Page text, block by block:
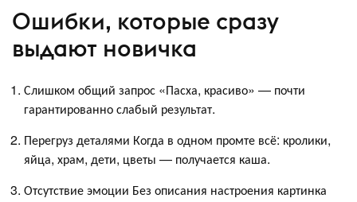
Ошибки, которые сразу
выдают новичка
Слишком общий запрос «Пасха, красиво» — почти
гарантированно слабый результат.
Перегруз деталями Когда в одном промте всё: кролики,
яйца, храм, дети, цветы — получается каша.
Отсутствие эмоции Без описания настроения картинка